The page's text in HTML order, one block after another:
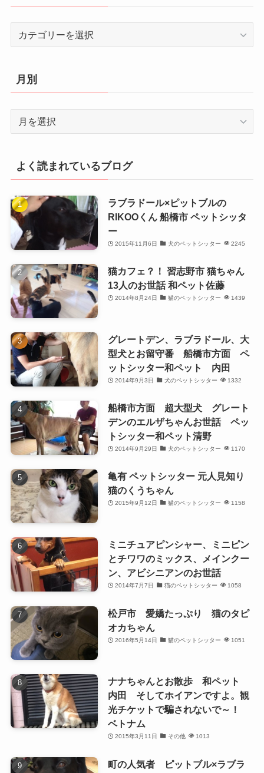
リ
ー
月別
よく読まれているブログ
ラブラドール×ピットブルの
RIKOOくん 船橋市 ペットシッタ
ー
2015年11月6日 犬のペットシッター 2245
猫カフェ？！ 習志野市 猫ちゃん
13人のお世話 和ペット佐藤
2014年8月24日 猫のペットシッター 1439
グレートデン、ラブラドール、大
型犬とお留守番 船橋市方面 ペ
ットシッター和ペット 内田
2014年9月3日 犬のペットシッター 1332
船橋市方面 超大型犬 グレート
デンのエルザちゃんお世話 ペッ
トシッター和ペット清野
2014年9月29日 犬のペットシッター 1170
亀有 ペットシッター 元人見知り
猫のくうちゃん
2015年9月12日 猫のペットシッター 1158
ミニチュアピンシャー、ミニピン
とチワワのミックス、メインクー
ン、アビシニアンのお世話
2014年7月7日 猫のペットシッター 1058
松戸市 愛嬌たっぷり 猫のタピ
オカちゃん
2016年5月14日 猫のペットシッター 1051
ナナちゃんとお散歩 和ペット
内田 そしてホイアンですよ。観
光チケットで騙されないで～！
ベトナム
2015年3月11日 その他 1013
町の人気者 ピットブル×ラブラ